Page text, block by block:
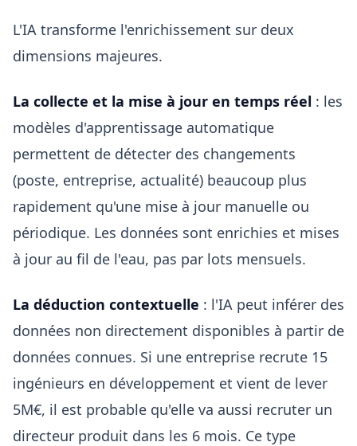
L'IA transforme l'enrichissement sur deux
dimensions majeures.
La collecte et la mise à jour en temps réel : les
modèles d'apprentissage automatique
permettent de détecter des changements
(poste, entreprise, actualité) beaucoup plus
rapidement qu'une mise à jour manuelle ou
périodique. Les données sont enrichies et mises
à jour au fil de l'eau, pas par lots mensuels.
La déduction contextuelle : l'IA peut inférer des
données non directement disponibles à partir de
données connues. Si une entreprise recrute 15
ingénieurs en développement et vient de lever
5M€, il est probable qu'elle va aussi recruter un
directeur produit dans les 6 mois. Ce type